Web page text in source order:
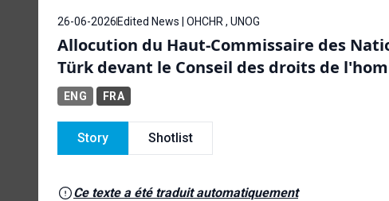
26-06-2026 Edited News | OHCHR , UNOG
Allocution du Haut-Commissaire des
Türk devant le Conseil des droits de
ENG FRA
Story Shotlist
Ce texte a été traduit automatiquement